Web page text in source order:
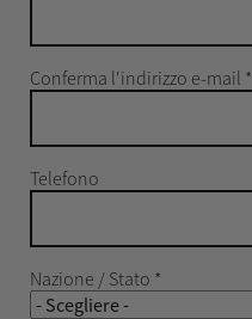
Conferma l'indirizzo e-mail *
Telefono
Nazione / Stato *